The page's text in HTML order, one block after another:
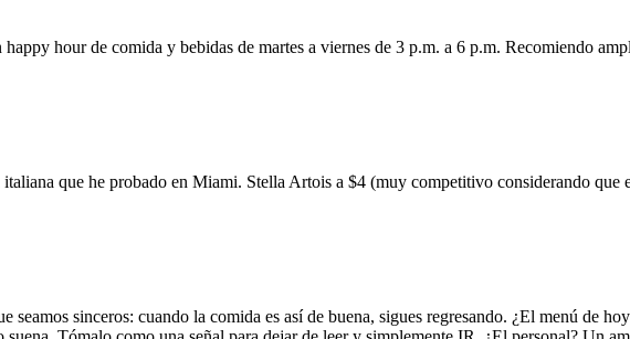
hour de comida y bebidas de martes a viernes de 3 p.m. a 6 p.m. Recomiendo
que he probado en Miami. Stella Artois a $4 (muy competitivo considerando que
sinceros: cuando la comida es así de buena, sigues regresando. ¿El menú de